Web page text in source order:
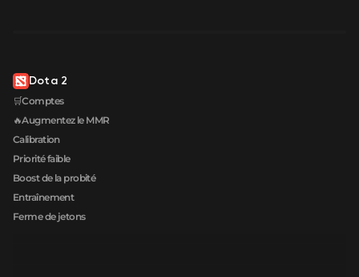
Dota 2
🛒Comptes
🔥Augmentez le MMR
Calibration
Priorité faible
Boost de la probité
Entraînement
Ferme de jetons